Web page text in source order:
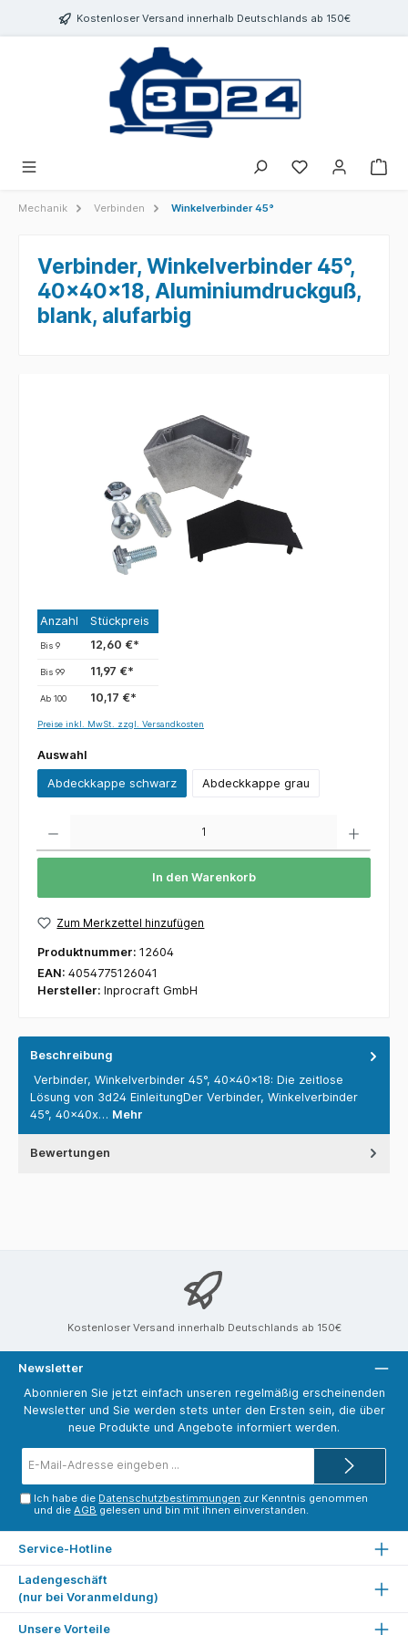
springenKostenloser Versand innerhalb Deutschlands ab 150€
Mechanik Verbinden Winkelverbinder 45°
Verbinder, Winkelverbinder 45°,
40x40x18, Aluminiumdruckguß,
blank, alufarbig
Anzahl Stückpreis
Bis9 12,60 €*
Bis99 11,97 €*
Ab100 10,17 €*
Preise inkl. MwSt. zzgl. Versandkosten
Auswahl
Abdeckkappe schwarz Abdeckkappe grau
In den Warenkorb
Zum Merkzettel hinzufügen
Produktnummer: 12604
EAN: 4054775126041
Hersteller: Inprocraft GmbH
Beschreibung
Verbinder, Winkelverbinder 45°, 40x40x18: Die zeitlose
Lösung von 3d24 EinleitungDer Verbinder, Winkelverbinder
45°, 40x40x… Mehr
Bewertungen
Kostenloser Versand innerhalb Deutschlands ab 150€
Newsletter
Abonnieren Sie jetzt einfach unseren regelmäßig erscheinenden
Newsletter und Sie werden stets unter den Ersten sein, die über
neue Produkte und Angebote informiert werden.
Mail-
Ich habe die Datenschutzbestimmungen zur Kenntnis genommen
und dieAGB gelesen und bin mit ihnen einverstanden.
Service-Hotline
Ladengeschäft
(nur bei Voranmeldung)
Unsere Vorteile